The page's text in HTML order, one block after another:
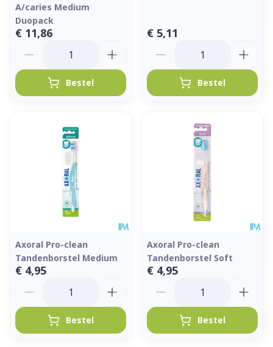
A/caries Medium
Duopack
€ 11,86
Bestel
€ 5,11
Bestel
Axoral Pro-clean
Tandenborstel Medium
€ 4,95
Bestel
Axoral Pro-clean
Tandenborstel Soft
€ 4,95
Bestel